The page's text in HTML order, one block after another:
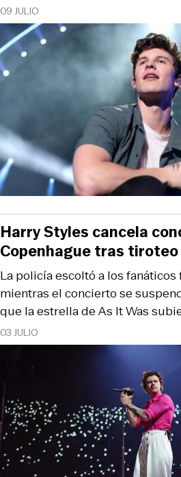
09 JULIO
03 JULIO
La policía escoltó a los
mientras el concierto se
que la estrella de As It Was
Harry Styles cancela
Copenhague tras tiroteo